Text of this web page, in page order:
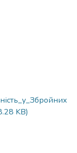
KB)